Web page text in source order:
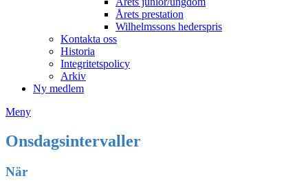
Årets prestation
Wilhelmssons hederspris
Kontakta oss
Historia
Integritetspolicy
Arkiv
Ny medlem
Meny
Onsdagsintervaller
När